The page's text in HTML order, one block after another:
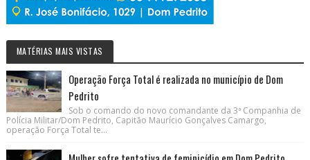
MATÉRIAS MAIS VISTAS
Operação Força Total é realizada no município de Dom
Pedrito
Sob o comando do novo comandante da 3ª Companhia de
Polícia Militar/Dom Pedrito, Capitão Maurício Gonçalves Camargo,
operação Força Total te...